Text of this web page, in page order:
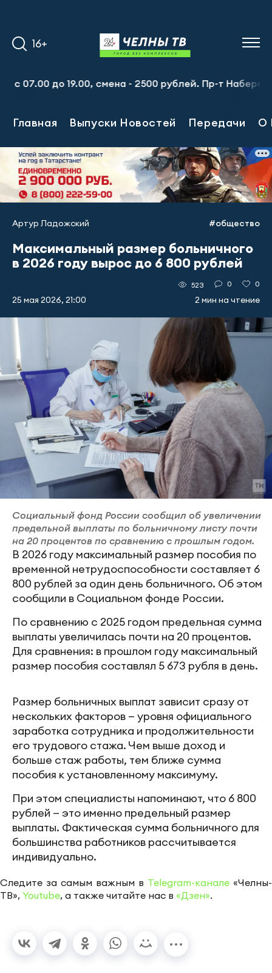
16+
смена - 2500 рублей. Пр-т
Главная Выпуски Новостей Передачи О
Артур Ладожский #общество
Максимальный размер больничного
в 2026 году вырос до 6 800 рублей
25 мая 2026, 21:00
523 0 0
2 мин на чтение
Социальный фонд России сообщил об увеличении
предельной выплаты по больничному листу почти
на 20 процентов по сравнению с прошлым годом.
В 2026 году максимальный размер пособия по
временной нетрудоспособности составляет 6
800 рублей за один день больничного. Об этом
сообщили в Социальном фонде России.
По сравнению с 2025 годом предельная сумма
выплаты увеличилась почти на 20 процентов.
Для сравнения: в прошлом году максимальный
размер пособия составлял 5 673 рубля в день.
Размер больничных выплат зависит сразу от
нескольких факторов — уровня официального
заработка сотрудника и продолжительности
его трудового стажа. Чем выше доход и
больше стаж работы, тем ближе сумма
пособия к установленному максимуму.
При этом специалисты напоминают, что 6 800
рублей — это именно предельный размер
выплаты. Фактическая сумма больничного для
большинства работников рассчитывается
индивидуально.
Следите за самым важным в Telegram-канале «Челны-
ТВ», Youtube, а также читайте нас в «Дзен».